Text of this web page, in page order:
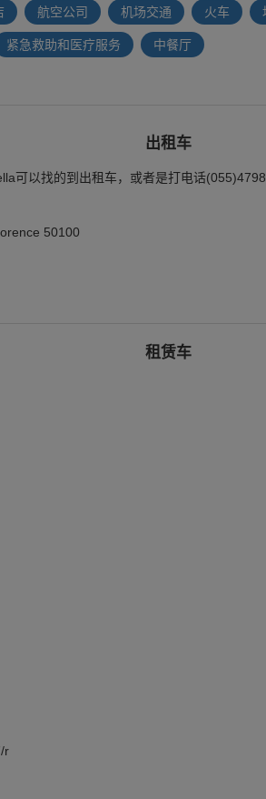
航空公司 机场交通 火车
紧急救助和医疗服务 中餐厅
出租车
可以找的到出租车，或者是打电话
50100
租赁车
r